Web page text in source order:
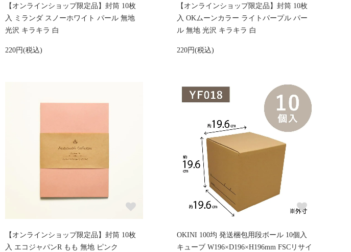
【オンラインショップ限定品】封筒 10枚
入 ミランダ スノーホワイト パール 無地
光沢 キラキラ 白
220円(税込)
【オンラインショップ限定品】封筒 10枚
入 OKムーンカラー ライトパープル パー
ル 無地 光沢 キラキラ 白
220円(税込)
【オンラインショップ限定品】封筒 10枚
入 エコジャパンR もも 無地 ピンク
OKINI 100均 発送梱包用段ボール 10個入
キューブ W196×D196×H196mm FSCリサイ